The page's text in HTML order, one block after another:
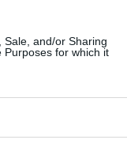
and/or Sharing
Purposes for which it